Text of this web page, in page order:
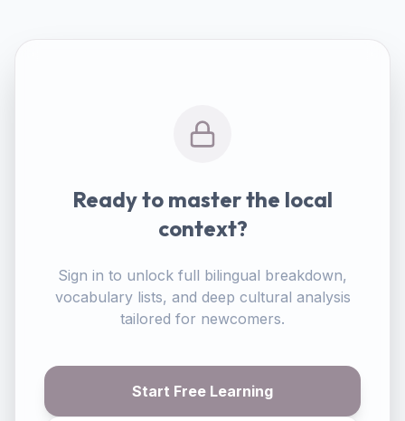
Ready to master the local
context?
Sign in to unlock full bilingual breakdown,
vocabulary lists, and deep cultural analysis
tailored for newcomers.
Start Free Learning